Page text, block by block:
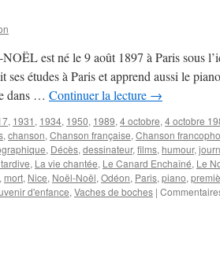
est né le 9 août 1897 à Paris sous
études à Paris et apprend aussi le
dans … Continuer la lecture →
, 1931 , 1934, 1950, 1989, 4 octobre, 4 octobre
, chanson, Chanson française, Chanson
, Décès, dessinateur, films, humour,
, La vie chantée, Le Canard Enchaîné, Le
, mort, Nice, Noël-Noël, Odéon, Paris, piano,
d'enfance, Vaches de boches |